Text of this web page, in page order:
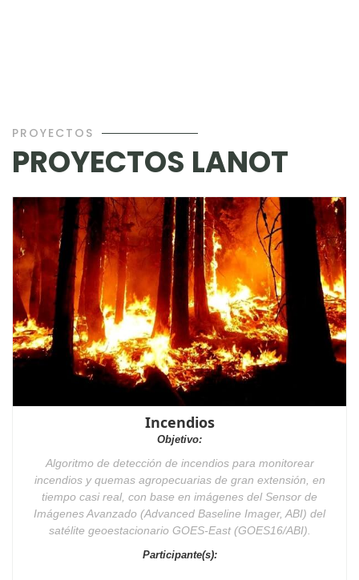
PROYECTOS
PROYECTOS LANOT
Incendios
Objetivo:
Algoritmo de detección de incendios para monitorear
incendios y quemas agropecuarias de gran extensión, en
tiempo casi real, con base en imágenes del Sensor de
Imágenes Avanzado (Advanced Baseline Imager, ABI) del
satélite geoestacionario GOES-East (GOES16/ABI).
Participante(s):